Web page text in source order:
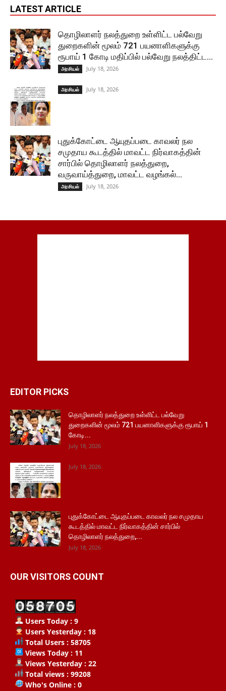
LATEST ARTICLE
தொழிலாளர் நலத்துறை உள்ளிட்ட பல்வேறு
துறைகளின் மூலம் 721 பயனாளிகளுக்கு
ரூபாய் 1 கோடி மதிப்பில் பல்வேறு நலத்திட்ட...
அரசியல் July 18, 2026
அரசியல் July 18, 2026
புதுக்கோட்டை ஆயுதப்படை காவலர் நல
சமுதாய கூடத்தில் மாவட்ட நிர்வாகத்தின்
சார்பில் தொழிலாளர் நலத்துறை,
வருவாய்த்துறை, மாவட்ட வழங்கல்...
அரசியல் July 18, 2026
EDITOR PICKS
தொழிலாளர் நலத்துறை உள்ளிட்ட பல்வேறு
துறைகளின் மூலம் 721 பயனாளிகளுக்கு ரூபாய் 1
கோடி...
July 18, 2026
July 18, 2026
புதுக்கோட்டை ஆயுதப்படை காவலர் நல சமுதாய
கூடத்தில் மாவட்ட நிர்வாகத்தின் சார்பில்
தொழிலாளர் நலத்துறை,...
July 18, 2026
OUR VISITORS COUNT
Users Today : 9
Users Yesterday : 18
Total Users : 58705
Views Today : 11
Views Yesterday : 22
Total views : 99208
Who's Online : 0